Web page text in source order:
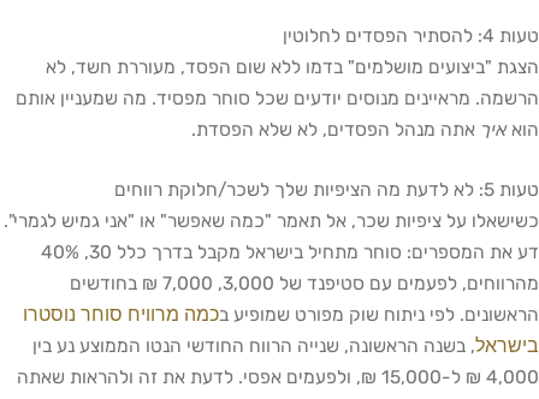
טעות 4: להסתיר הפסדים לחלוטין
הצגת "ביצועים מושלמים" בדמו ללא שום הפסד, מעוררת חשד, לא
הרשמה. מראיינים מנוסים יודעים שכל סוחר מפסיד. מה שמעניין אותם
הואאיך אתה מנהל הפסדים, לא שלא הפסדת.
טעות 5: לא לדעת מה הציפיות שלך לשכר/חלוקת רווחים
כשישאלו על ציפיות שכר, אל תאמר "כמה שאפשר" או "אני גמיש לגמרי".
דע את המספרים: סוחר מתחיל בישראל מקבל בדרך כלל 30, 40%
מהרווחים, לפעמים עם סטיפנד של 3,000, 7,000 ₪ בחודשים
הראשונים. לפי ניתוח שוק מפורט שמופיע בכמה מרוויח סוחר נוסטרו
בישראל, בשנה הראשונה, שנייה הרווח החודשי הנטו הממוצע נע בין
4,000 ₪ ל-15,000 ₪, ולפעמים אפסי. לדעת את זה ולהראות שאתה